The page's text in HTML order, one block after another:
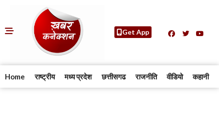
Get App
Home राष्ट्रीय मध्य प्रदेश छत्तीसगढ राजनीति वीडियो कहानी